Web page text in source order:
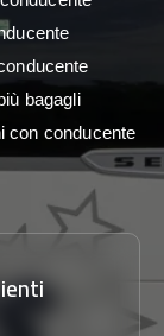
bagagli
con conducente